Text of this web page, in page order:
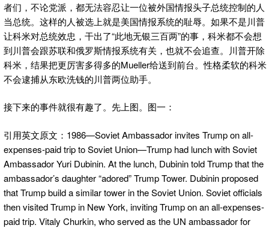
者们，不论党派，都无法容忍让一位被外国情报头子总统控制的人
当总统。这样的人被选上就是美国情报系统的耻辱。如果不是川普
让科米对总统效忠，干出了“此地无银三百两”的事，科米都不会想
到川普会跟苏联和俄罗斯情报系统有关，也就不会追查。川普开除
科米，结果把更厉害多得多的Mueller给送到前台。性格柔软的科米
不会逮捕从东欧洗钱的川普两位助手。
接下来的事件就很有趣了。先上图。图一：
引用英文原文：1986—Soviet Ambassador invites Trump on all-
expenses-paid trip to Soviet Union—Trump had lunch with Soviet
Ambassador Yuri Dubinin. At the lunch, Dubinin told Trump that the
ambassador’s daughter “adored” Trump Tower. Dubinin proposed
that Trump build a similar tower in the Soviet Union. Soviet officials
then visited Trump in New York, inviting Trump on an all-expenses-
paid trip. Vitaly Churkin, who served as the UN ambassador for